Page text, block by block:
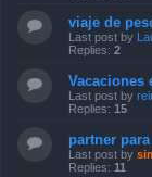
viaje de
Last post by
Replies: 2
Vacaciones
Last post by
Replies: 15
partner
Last post by
Replies: 11